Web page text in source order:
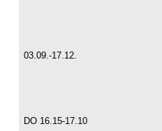
03.09.-17.12.
DO 16.15-17.10